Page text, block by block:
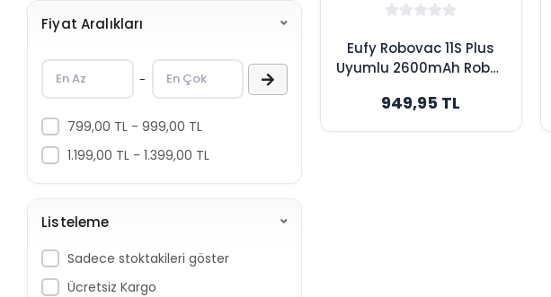
Robovac 25C Max
Robovac 30
Robovac 30 Max
Robovac 35C
Robovac G10
Robovac G20
Robovac G30 Verge
Robovac G40
Robovac L70
Fiyat Aralıkları
-
799,00 TL - 999,00 TL
1.199,00 TL - 1.399,00 TL
Listeleme
Sadece stoktakileri göster
Ücretsiz Kargo
Eufy Robovac 11S Plus
Uyumlu 2600mAh Robot
Orijinal Kapasite
949,95 TL